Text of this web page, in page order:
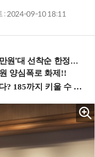
: 2024-09-10 18:11
'대 선착순 한정판매!